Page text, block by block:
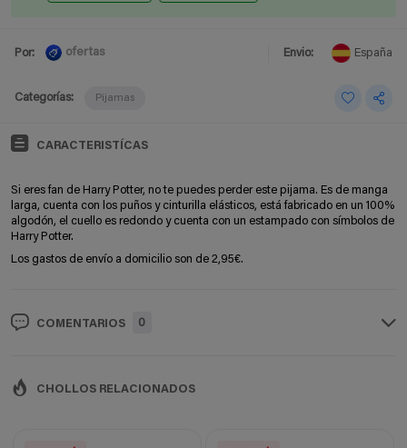
Por: ofertas Envio: España
Categorías: Pijamas
CARACTERISTÍCAS
Si eres fan de Harry Potter, no te puedes perder este pijama. Es de manga
larga, cuenta con los puños y cinturilla elásticos, está fabricado en un 100%
algodón, el cuello es redondo y cuenta con un estampado con símbolos de
Harry Potter.
Los gastos de envío a domicilio son de 2,95€.
COMENTARIOS 0
CHOLLOS RELACIONADOS